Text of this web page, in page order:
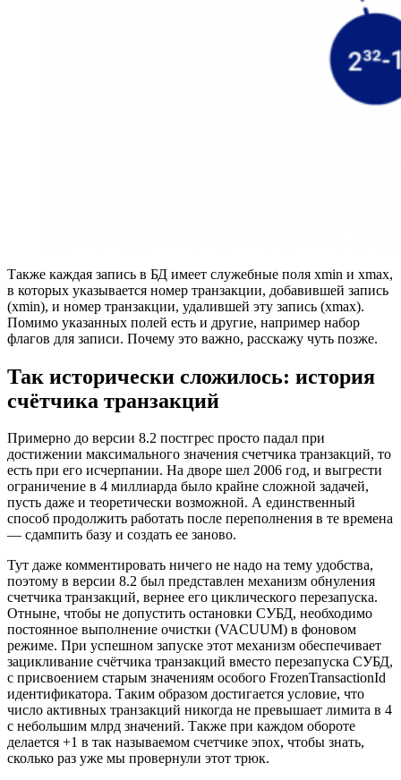
Также каждая запись в БД имеет служебные поля xmin и xmax,
в которых указывается номер транзакции, добавившей запись
(xmin), и номер транзакции, удалившей эту запись (xmax).
Помимо указанных полей есть и другие, например набор
флагов для записи. Почему это важно, расскажу чуть позже.
Так исторически сложилось: история
счётчика транзакций
Примерно до версии 8.2 постгрес просто падал при
достижении максимального значения счетчика транзакций, то
есть при его исчерпании. На дворе шел 2006 год, и выгрести
ограничение в 4 миллиарда было крайне сложной задачей,
пусть даже и теоретически возможной. А единственный
способ продолжить работать после переполнения в те времена
— сдампить базу и создать ее заново.
Тут даже комментировать ничего не надо на тему удобства,
поэтому в версии 8.2 был представлен механизм обнуления
счетчика транзакций, вернее его циклического перезапуска.
Отныне, чтобы не допустить остановки СУБД, необходимо
постоянное выполнение очистки (VACUUM) в фоновом
режиме. При успешном запуске этот механизм обеспечивает
зацикливание счётчика транзакций вместо перезапуска СУБД,
с присвоением старым значениям особого FrozenTransactionId
идентификатора. Таким образом достигается условие, что
число активных транзакций никогда не превышает лимита в 4
с небольшим млрд значений. Также при каждом обороте
делается +1 в так называемом счетчике эпох, чтобы знать,
сколько раз уже мы провернули этот трюк.